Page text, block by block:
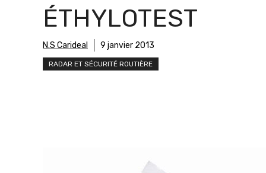
ÉTHYLOTEST
N.S Carideal 9 janvier 2013
RADAR ET SÉCURITÉ ROUTIÈRE